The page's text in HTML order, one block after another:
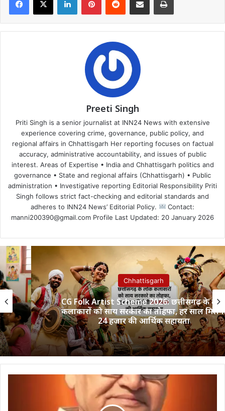
Preeti Singh
Priti Singh is a senior journalist at INN24 News with extensive
experience covering crime, governance, public policy, and
regional affairs in Chhattisgarh Her reporting focuses on factual
accuracy, administrative accountability, and issues of public
interest. Areas of Expertise • India and Chhattisgarh politics and
governance • State and regional affairs (Chhattisgarh) • Public
administration • Investigative reporting Editorial Responsibility Priti
Singh follows strict fact-checking and editorial standards and
adheres to INN24 News’ Editorial Policy.
Contact:
manni200390@gmail.com Profile Last Updated: 20 January 2026
Chhattisgarh
CG Folk Artist Scheme 2026: छत्तीसगढ़ के लोक
कलाकारों को साय सरकार का तोहफा, हर साल मिलेगी
24 हजार की आर्थिक सहायता